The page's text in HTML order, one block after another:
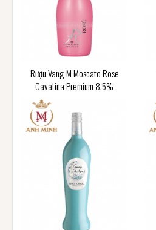
Rượu Vang M Moscato Rose
Cavatina Premium 8,5%